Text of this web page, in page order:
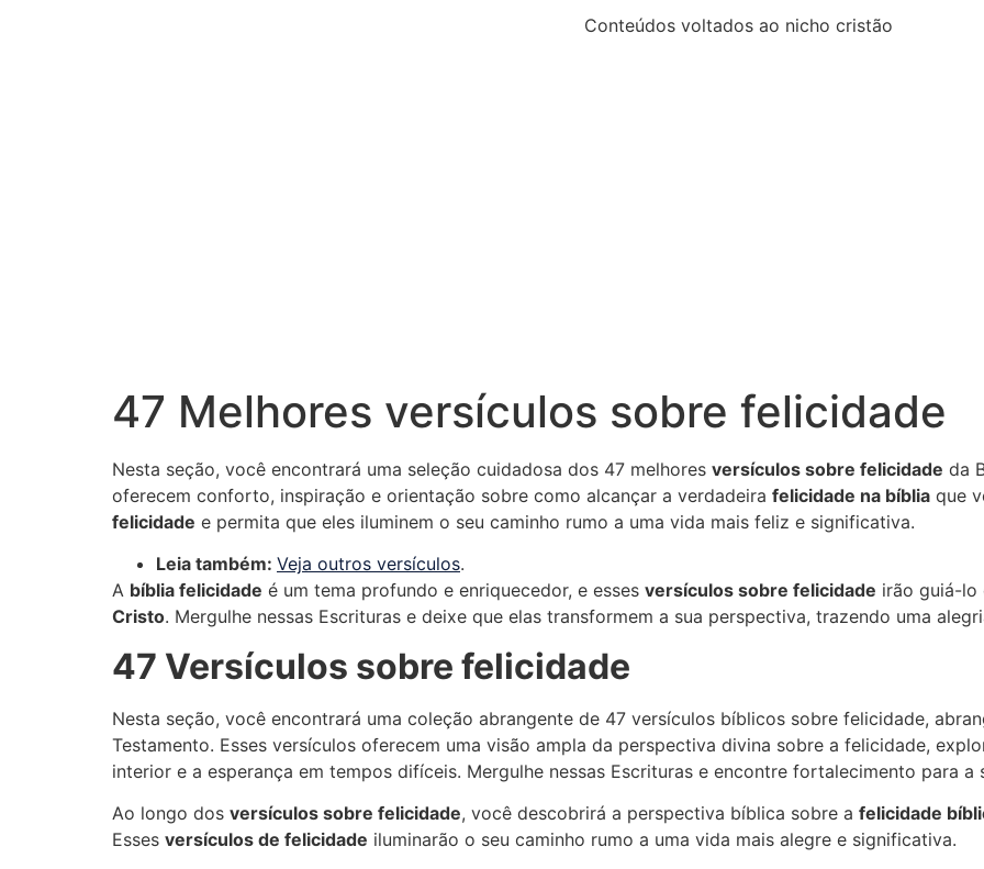
Conteúdos voltados ao nicho cristão
47 Melhores versículos sobre felicidade
Nesta seção, você encontrará uma seleção cuidadosa dos 47 melhores versículos sobre felicidade da
oferecem conforto, inspiração e orientação sobre como alcançar a verdadeira felicidade na bíblia que
felicidade e permita que eles iluminem o seu caminho rumo a uma vida mais feliz e significativa.
Leia também: Veja outros versículos.
A bíblia felicidade é um tema profundo e enriquecedor, e esses versículos sobre felicidade irão guiá-lo
Cristo. Mergulhe nessas Escrituras e deixe que elas transformem a sua perspectiva, trazendo uma
47 Versículos sobre felicidade
Nesta seção, você encontrará uma coleção abrangente de 47 versículos bíblicos sobre felicidade,
Testamento. Esses versículos oferecem uma visão ampla da perspectiva divina sobre a felicidade,
interior e a esperança em tempos difíceis. Mergulhe nessas Escrituras e encontre fortalecimento para
Ao longo dos versículos sobre felicidade, você descobrirá a perspectiva bíblica sobre a felicidade
Esses versículos de felicidade iluminarão o seu caminho rumo a uma vida mais alegre e significativa.